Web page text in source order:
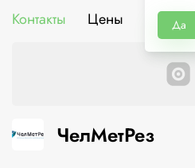
Да
Контакты Цены Услуги
ЧелМетРез